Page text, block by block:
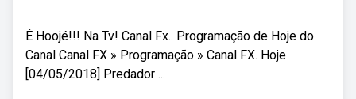
É Hoojé!!! Na Tv! Canal Fx.. Programação de Hoje do
Canal Canal FX » Programação » Canal FX. Hoje
[04/05/2018] Predador ...